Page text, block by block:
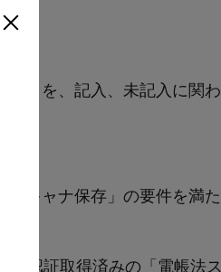
目を、記入、未記入に関わ
キャナ保存」の要件を満た
認証取得済みの「電帳法ス